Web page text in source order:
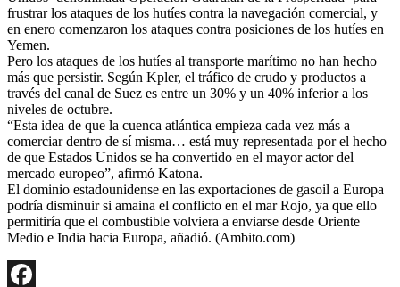
frustrar los ataques de los hutíes contra la navegación comercial, y
en enero comenzaron los ataques contra posiciones de los hutíes en
Yemen.
Pero los ataques de los hutíes al transporte marítimo no han hecho
más que persistir. Según Kpler, el tráfico de crudo y productos a
través del canal de Suez es entre un 30% y un 40% inferior a los
niveles de octubre.
“Esta idea de que la cuenca atlántica empieza cada vez más a
comerciar dentro de sí misma… está muy representada por el hecho
de que Estados Unidos se ha convertido en el mayor actor del
mercado europeo”, afirmó Katona.
El dominio estadounidense en las exportaciones de gasoil a Europa
podría disminuir si amaina el conflicto en el mar Rojo, ya que ello
permitiría que el combustible volviera a enviarse desde Oriente
Medio e India hacia Europa, añadió. (Ambito.com)